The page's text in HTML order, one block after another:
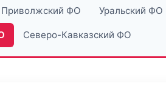
Приволжский ФО Уральский ФО
Северо-Кавказский ФО